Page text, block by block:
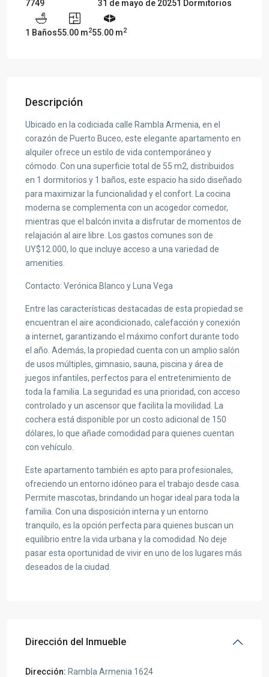
7749
31 de mayo de 20251 Dormitorios
1 Baños55.00 m255.00 m2
Descripción
Ubicado en la codiciada calle Rambla Armenia, en el
corazón de Puerto Buceo, este elegante apartamento en
alquiler ofrece un estilo de vida contemporáneo y
cómodo. Con una superficie total de 55 m2, distribuidos
en 1 dormitorios y 1 baños, este espacio ha sido diseñado
para maximizar la funcionalidad y el confort. La cocina
moderna se complementa con un acogedor comedor,
mientras que el balcón invita a disfrutar de momentos de
relajación al aire libre. Los gastos comunes son de
UY$12.000, lo que incluye acceso a una variedad de
amenities.
Contacto: Verónica Blanco y Luna Vega
Entre las características destacadas de esta propiedad se
encuentran el aire acondicionado, calefacción y conexión
a internet, garantizando el máximo confort durante todo
el año. Además, la propiedad cuenta con un amplio salón
de usos múltiples, gimnasio, sauna, piscina y área de
juegos infantiles, perfectos para el entretenimiento de
toda la familia. La seguridad es una prioridad, con acceso
controlado y un ascensor que facilita la movilidad. La
cochera está disponible por un costo adicional de 150
dólares, lo que añade comodidad para quienes cuentan
con vehículo.
Este apartamento también es apto para profesionales,
ofreciendo un entorno idóneo para el trabajo desde casa.
Permite mascotas, brindando un hogar ideal para toda la
familia. Con una disposición interna y un entorno
tranquilo, es la opción perfecta para quienes buscan un
equilibrio entre la vida urbana y la comodidad. No deje
pasar esta oportunidad de vivir en uno de los lugares más
deseados de la ciudad.
Dirección del Inmueble
Dirección: Rambla Armenia 1624